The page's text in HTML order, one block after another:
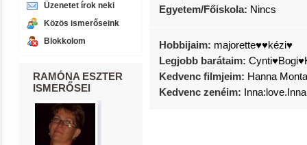
Üzenetet írok neki
Közös ismerőseink
Blokkolom
RAMÓNA ESZTER
ISMERŐSEI
Egyetem/Főiskola: Nincs
Hobbijaim: majorette♥♥kézi♥
Legjobb barátaim:
Kedvenc filmjeim: Hanna
Kedvenc zenéim: